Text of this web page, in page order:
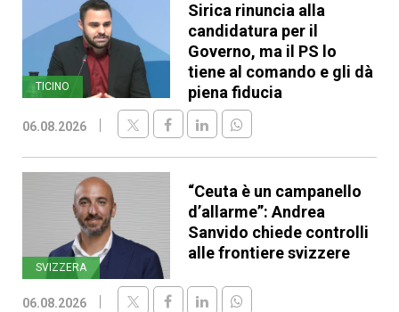
TICINO
Sirica rinuncia alla
candidatura per il
Governo, ma il PS lo
tiene al comando e gli dà
piena fiducia
06.08.2026
SVIZZERA
“Ceuta è un campanello
d’allarme”: Andrea
Sanvido chiede controlli
alle frontiere svizzere
06.08.2026